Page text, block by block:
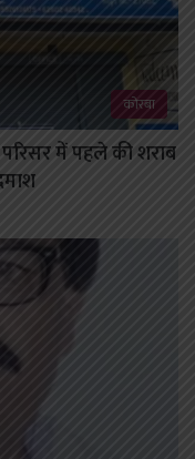
कोरबा
में पहले की शराब